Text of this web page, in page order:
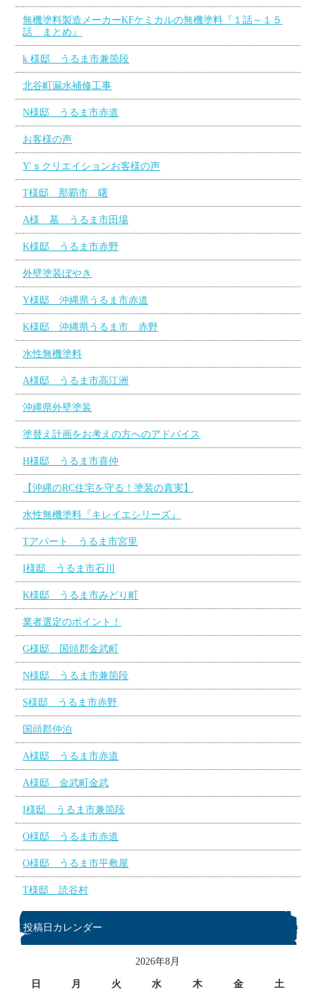
無機塗料製造メーカーKFケミカルの無機塗料『１話～１５
話 まとめ』
k 様邸 うるま市兼箇段
北谷町漏水補修工事
N様邸 うるま市赤道
お客様の声
Y'ｓクリエイションお客様の声
T様邸 那覇市 曙
A様 墓 うるま市田場
K様邸 うるま市赤野
外壁塗装ぼやき
Y様邸 沖縄県うるま市赤道
K様邸 沖縄県うるま市 赤野
水性無機塗料
A様邸 うるま市高江洲
沖縄県外壁塗装
塗替え計画をお考えの方へのアドバイス
H様邸 うるま市喜仲
【沖縄のRC住宅を守る！塗装の真実】
水性無機塗料『キレイエシリーズ』
Tアパート うるま市宮里
I様邸 うるま市石川
K様邸 うるま市みどり町
業者選定のポイント！
G様邸 国頭郡金武町
N様邸 うるま市兼箇段
S様邸 うるま市赤野
国頭郡仲泊
A様邸 うるま市赤道
A様邸 金武町金武
I様邸 うるま市兼箇段
O様邸 うるま市赤道
O様邸 うるま市平敷屋
T様邸 読谷村
投稿日カレンダー
2026年8月
日 月 火 水 木 金 土